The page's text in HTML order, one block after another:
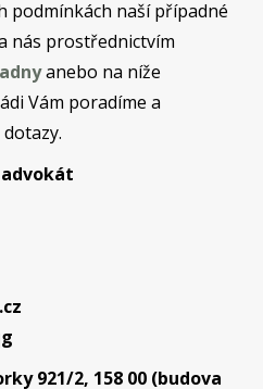
naší případné
nás prostřednictvím
anebo na níže
Vám poradíme a
advokát
921/2, 158 00 (budova